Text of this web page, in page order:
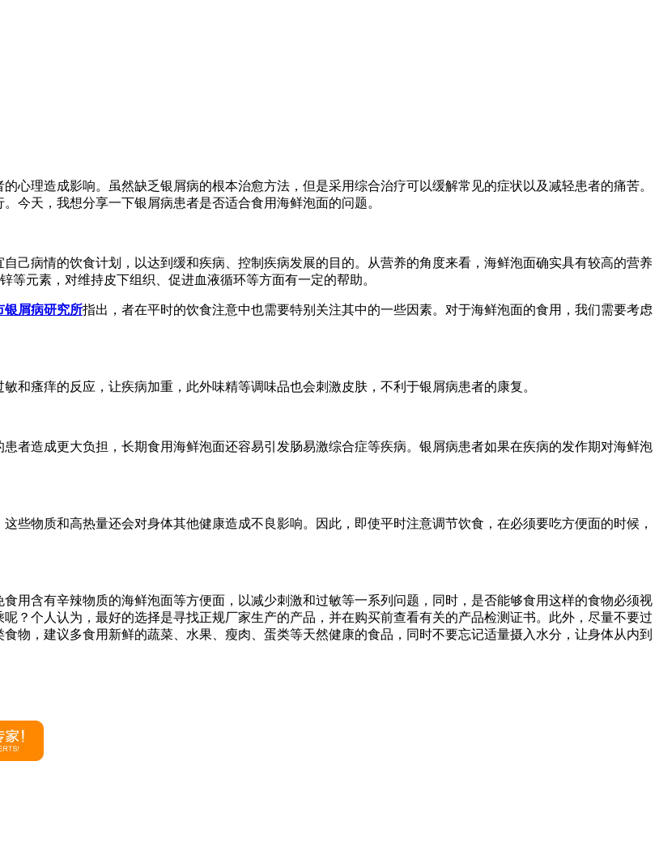
心理造成影响。虽然缺乏银屑病的根本治愈方法，但是采用综合治疗可以缓解常见的症状以及减轻患者的痛苦。
今天，我想分享一下银屑病患者是否适合食用海鲜泡面的问题。
己病情的饮食计划，以达到缓和疾病、控制疾病发展的目的。从营养的角度来看，海鲜泡面确实具有较高的营养
元素，对维持皮下组织、促进血液循环等方面有一定的帮助。
银屑病研究所指出，者在平时的饮食注意中也需要特别关注其中的一些因素。对于海鲜泡面的食用，我们需要考虑
和瘙痒的反应，让疾病加重，此外味精等调味品也会刺激皮肤，不利于银屑病患者的康复。
者造成更大负担，长期食用海鲜泡面还容易引发肠易激综合症等疾病。银屑病患者如果在疾病的发作期对海鲜泡
些物质和高热量还会对身体其他健康造成不良影响。因此，即使平时注意调节饮食，在必须要吃方便面的时候，
用含有辛辣物质的海鲜泡面等方便面，以减少刺激和过敏等一系列问题，同时，是否能够食用这样的食物必须视
？个人认为，最好的选择是寻找正规厂家生产的产品，并在购买前查看有关的产品检测证书。此外，尽量不要过
物，建议多食用新鲜的蔬菜、水果、瘦肉、蛋类等天然健康的食品，同时不要忘记适量摄入水分，让身体从内到